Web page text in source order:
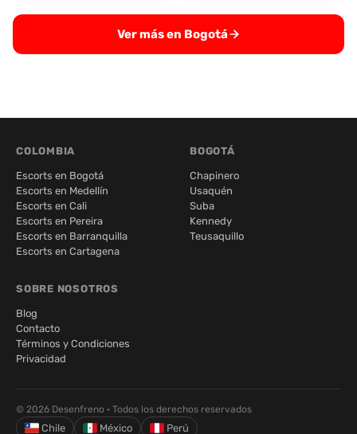
Ver más en Bogotá
COLOMBIA
Escorts en Bogotá
Escorts en Medellín
Escorts en Cali
Escorts en Pereira
Escorts en Barranquilla
Escorts en Cartagena
BOGOTÁ
Chapinero
Usaquén
Suba
Kennedy
Teusaquillo
SOBRE NOSOTROS
Blog
Contacto
Términos y Condiciones
Privacidad
© 2026 Desenfreno · Todos los derechos reservados
Chile México Perú